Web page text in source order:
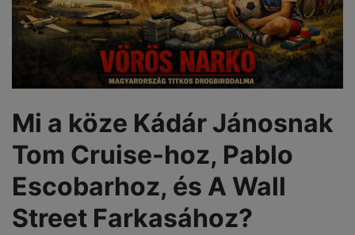
Mi a köze Kádár Jánosnak
Tom Cruise-hoz, Pablo
Escobarhoz, és A Wall
Street Farkasához?